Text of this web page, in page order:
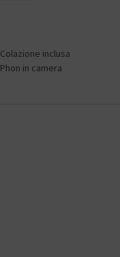
Colazione inclusa
Phon in camera